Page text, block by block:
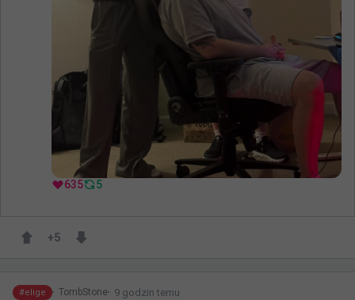
635 5
+5
#elige TombStone 9 godzin temu